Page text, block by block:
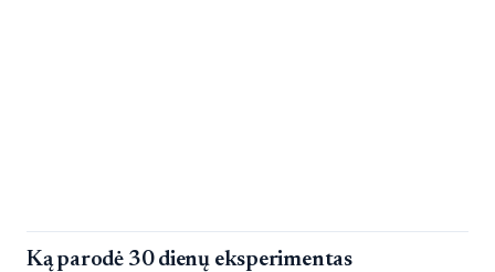
Ką parodė 30 dienų eksperimentas